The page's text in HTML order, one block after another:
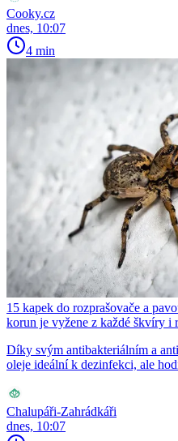
Cooky.cz
dnes, 10:07
4 min
15 kapek do rozprašovače a
korun je vyžene z každé škvíry i
Díky svým antibakteriálním a
oleje ideální k dezinfekci, ale
Chalupáři-Zahrádkáři
dnes, 10:07